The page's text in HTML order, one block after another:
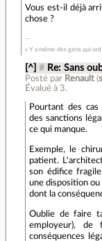
Vous est-il déjà
chose ?
« Y a même des gens qui
[^] # Re: Sans
Posté par Renault (
Évalué à 3.
Pourtant des
des sanctions
ce qui manque.
Exemple, le
patient.
son édifice
une disposition
dont la
Oublie de faire
employeur),
conséquences